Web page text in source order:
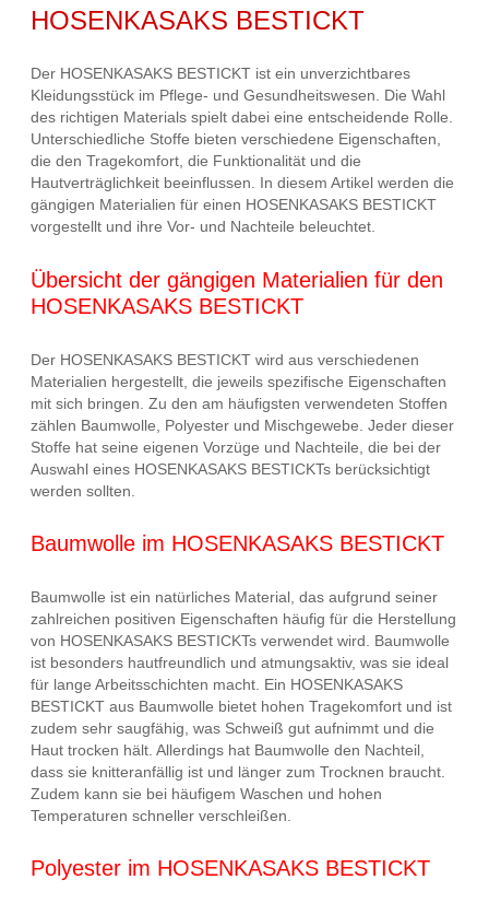
HOSENKASAKS BESTICKT
Der HOSENKASAKS BESTICKT ist ein unverzichtbares
Kleidungsstück im Pflege- und Gesundheitswesen. Die Wahl
des richtigen Materials spielt dabei eine entscheidende Rolle.
Unterschiedliche Stoffe bieten verschiedene Eigenschaften,
die den Tragekomfort, die Funktionalität und die
Hautverträglichkeit beeinflussen. In diesem Artikel werden die
gängigen Materialien für einen HOSENKASAKS BESTICKT
vorgestellt und ihre Vor- und Nachteile beleuchtet.
Übersicht der gängigen Materialien für den
HOSENKASAKS BESTICKT
Der HOSENKASAKS BESTICKT wird aus verschiedenen
Materialien hergestellt, die jeweils spezifische Eigenschaften
mit sich bringen. Zu den am häufigsten verwendeten Stoffen
zählen Baumwolle, Polyester und Mischgewebe. Jeder dieser
Stoffe hat seine eigenen Vorzüge und Nachteile, die bei der
Auswahl eines HOSENKASAKS BESTICKTs berücksichtigt
werden sollten.
Baumwolle im HOSENKASAKS BESTICKT
Baumwolle ist ein natürliches Material, das aufgrund seiner
zahlreichen positiven Eigenschaften häufig für die Herstellung
von HOSENKASAKS BESTICKTs verwendet wird. Baumwolle
ist besonders hautfreundlich und atmungsaktiv, was sie ideal
für lange Arbeitsschichten macht. Ein HOSENKASAKS
BESTICKT aus Baumwolle bietet hohen Tragekomfort und ist
zudem sehr saugfähig, was Schweiß gut aufnimmt und die
Haut trocken hält. Allerdings hat Baumwolle den Nachteil,
dass sie knitteranfällig ist und länger zum Trocknen braucht.
Zudem kann sie bei häufigem Waschen und hohen
Temperaturen schneller verschleißen.
Polyester im HOSENKASAKS BESTICKT